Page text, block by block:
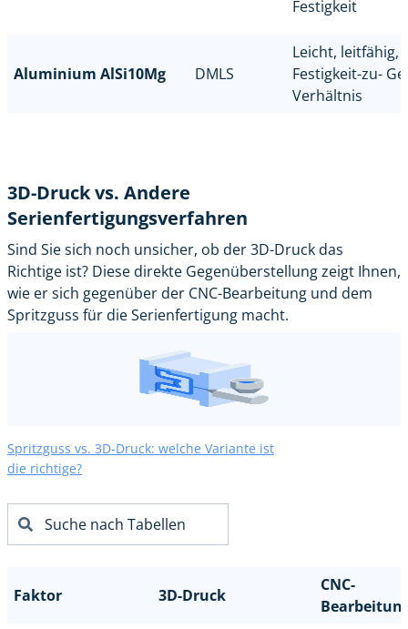
Festigkeit
Aluminium AlSi10Mg DMLS
Leicht, leitfähig,
Festigkeit-zu-
Verhältnis
3D-Druck vs. Andere
Serienfertigungsverfahren
Sind Sie sich noch unsicher, ob der 3D-Druck das
Richtige ist? Diese direkte Gegenüberstellung zeigt Ihnen,
wie er sich gegenüber der CNC-Bearbeitung und dem
Spritzguss für die Serienfertigung macht.
Spritzguss vs. 3D-Druck: welche Variante ist
die richtige?
Faktor 3D-Druck
CNC-